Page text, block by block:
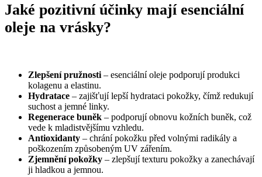
Jaké pozitivní účinky mají esenciální
oleje na vrásky?
Zlepšení pružnosti – esenciální oleje podporují produkci
kolagenu a elastinu.
Hydratace – zajišťují lepší hydrataci pokožky, čímž redukují
suchost a jemné linky.
Regenerace buněk – podporují obnovu kožních buněk, což
vede k mladistvějšímu vzhledu.
Antioxidanty – chrání pokožku před volnými radikály a
poškozením způsobeným UV zářením.
Zjemnění pokožky – zlepšují texturu pokožky a zanechávají
ji hladkou a jemnou.